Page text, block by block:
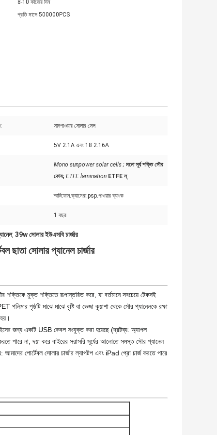
8-10 কাজের দিন
প্রতি মাসে 500000PCS
সানপাওয়ার সোলার সেল
5V 2.1A এবং 18 2.16A
Mono sunpower solar cells ; মনো সূর্য শক্তি সৌর
কোষ; ETFE lamination ETFE ল্
স্মার্টফোন.ক্যামেরা.psp.পাওয়ার ব্যাংক
1 বছর
, 39w সোলার ইউএসবি চার্জার
সোলার প্যানেল চার্জার
শক্তিকে মুক্ত শক্তিতে রূপান্তরিত করে, যা বর্তমানে সবচেয়ে টেকসই
পৃষ্ঠটি মাঝে মাঝে বৃষ্টি বা ভেজা কুয়াশা থেকে সৌর প্যানেলকে রক্ষা
জন্য একটি USB কেবল সংযুক্ত করা হয়েছে (দ্রষ্টব্য: অ্যাপল
পারে না, দয়া করে বাইরের সরাসরি সূর্যের আলোতে সমস্ত সৌর প্যানেল
পোর্টেবল সোলার চার্জার ল্যাপটপ এবং iPad প্রো চার্জ করতে পারে